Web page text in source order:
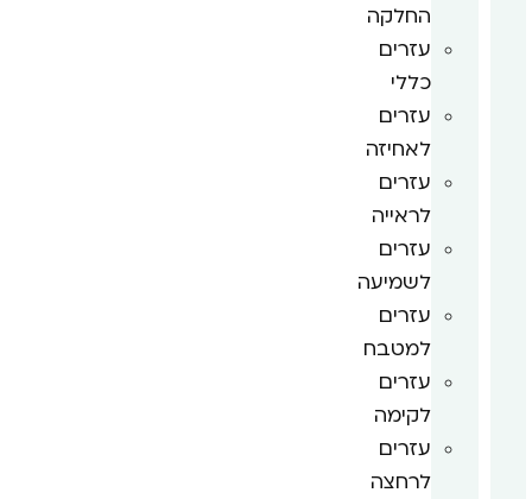
החלקה
עזרים
כללי
עזרים
לאחיזה
עזרים
לראייה
עזרים
לשמיעה
עזרים
למטבח
עזרים
לקימה
עזרים
לרחצה